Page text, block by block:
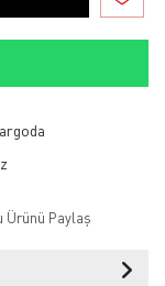
Ürünü Paylaş